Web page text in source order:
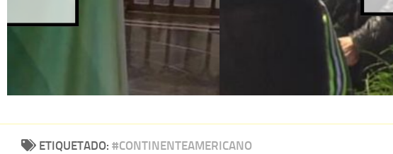
ETIQUETADO: #CONTINENTEAMERICANO